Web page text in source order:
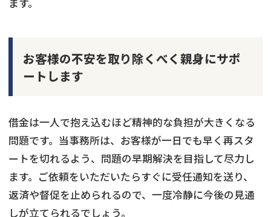
ます。
お客様の不安を取り除くべく親身にサポ
ートします
借金は一人で抱え込むほど精神的な負担が大きくなる
問題です。当事務所は、お客様が一日でも早く再スタ
ートを切れるよう、問題の早期解決を目指して尽力し
ます。ご依頼をいただいたらすぐに受任通知を送り、
返済や督促を止められるので、一度冷静に今後の見通
しが立てられるでしょう。